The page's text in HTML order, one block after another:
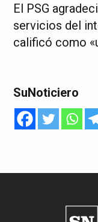
El PSG
servicios del
calificó como
SuNoticiero